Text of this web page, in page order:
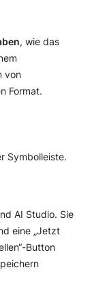
, wie das
von
Format.
Symbolleiste.